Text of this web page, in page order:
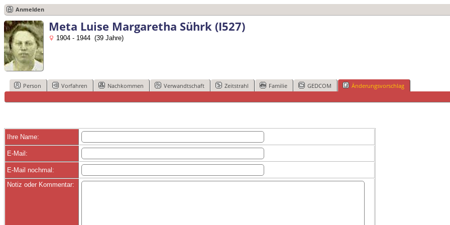
Anmelden
Meta Luise Margaretha Sührk (I527)
1904 - 1944 (39 Jahre)
Person Vorfahren Nachkommen Verwandtschaft Zeitstrahl Familie GEDCOM Änderungsvorschlag
Ihre Name:
E-Mail:
E-Mail nochmal:
Notiz oder Kommentar: